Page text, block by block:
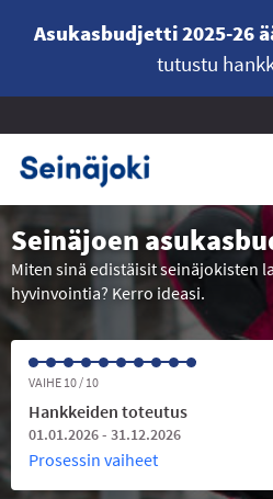
Asukasbudjetti 2025-26
tutustu
Seinäjoen
Miten sinä edistäisit seinäjokisten
hyvinvointia? Kerro ideasi.
VAIHE 10 / 10
Hankkeiden toteutus
01.01.2026 - 31.12.2026
Prosessin vaiheet